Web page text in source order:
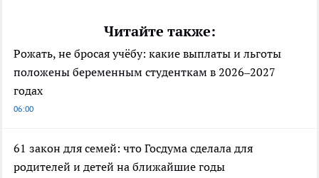
Читайте также:
Рожать, не бросая учёбу: какие выплаты и льготы
положены беременным студенткам в 2026–2027
годах
06:00
61 закон для семей: что Госдума сделала для
родителей и детей на ближайшие годы